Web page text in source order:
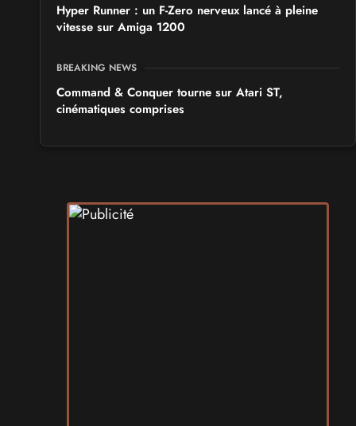
Hyper Runner : un F-Zero nerveux lancé à pleine
vitesse sur Amiga 1200
BREAKING NEWS
Command & Conquer tourne sur Atari ST,
cinématiques comprises